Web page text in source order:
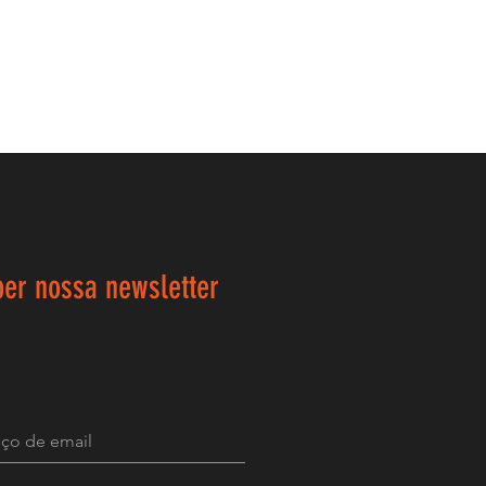
nossa newsletter